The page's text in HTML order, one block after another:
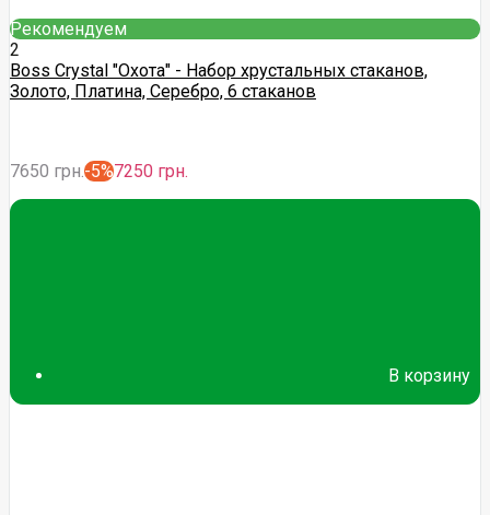
Рекомендуем
2
Boss Crystal "Охота" - Набор хрустальных стаканов,
Золото, Платина, Серебро, 6 стаканов
7650 грн. -5%7250 грн.
В корзину